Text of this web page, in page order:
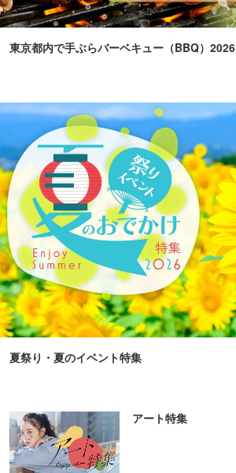
東京都内で手ぶらバーベキュー（BBQ）2026
夏祭り・夏のイベント特集
アート特集